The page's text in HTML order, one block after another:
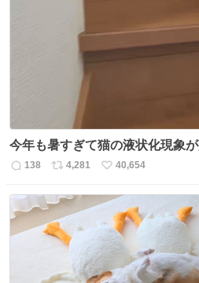
今年も暑すぎて猫の液状化現象
返
138
リ
ス
ト
数
4,281
い
ね
数
40,654